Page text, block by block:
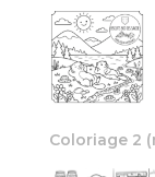
Coloriage 2